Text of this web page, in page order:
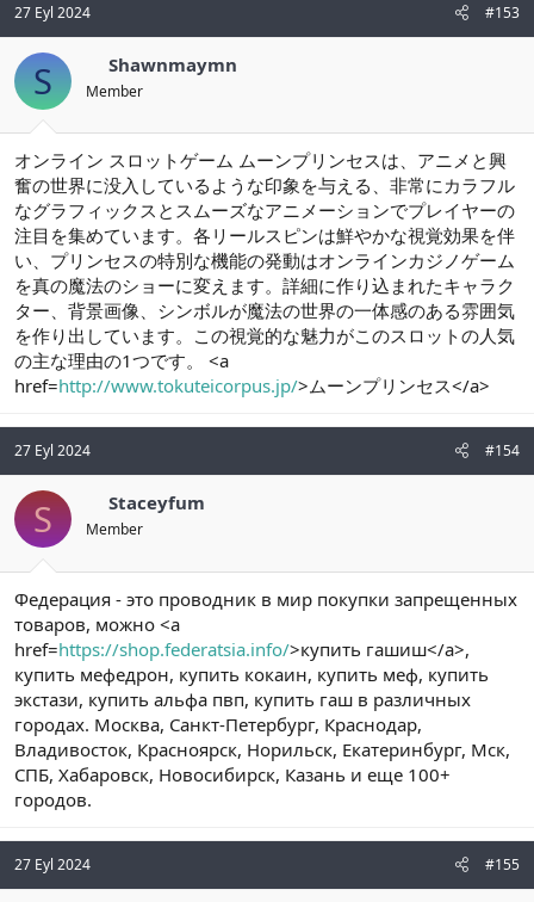
27 Eyl 2024 #153
S Shawnmaymn
Member
オンライン スロットゲーム ムーンプリンセスは、アニメと興
奮の世界に没入しているような印象を与える、非常にカラフル
なグラフィックスとスムーズなアニメーションでプレイヤーの
注目を集めています。各リールスピンは鮮やかな視覚効果を伴
い、プリンセスの特別な機能の発動はオンラインカジノゲーム
を真の魔法のショーに変えます。詳細に作り込まれたキャラク
ター、背景画像、シンボルが魔法の世界の一体感のある雰囲気
を作り出しています。この視覚的な魅力がこのスロットの人気
の主な理由の1つです。 <a
href=http://www.tokuteicorpus.jp/>ムーンプリンセス</a>
27 Eyl 2024 #154
S Staceyfum
Member
Федерация - это проводник в мир покупки запрещенных
товаров, можно <a
href=https://shop.federatsia.info/>купить гашиш</a>,
купить мефедрон, купить кокаин, купить меф, купить
экстази, купить альфа пвп, купить гаш в различных
городах. Москва, Санкт-Петербург, Краснодар,
Владивосток, Красноярск, Норильск, Екатеринбург, Мск,
СПБ, Хабаровск, Новосибирск, Казань и еще 100+
городов.
27 Eyl 2024 #155